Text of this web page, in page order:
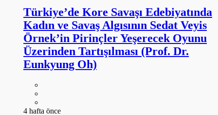
Türkiye’de Kore Savaşı Edebiyatında
Kadın ve Savaş Algısının Sedat Veyis
Örnek’in Pirinçler Yeşerecek Oyunu
Üzerinden Tartışılması (Prof. Dr.
Eunkyung Oh)
4 hafta önce